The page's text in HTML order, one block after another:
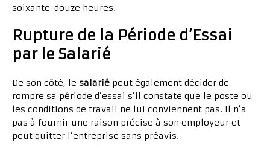
soixante-douze heures.
Rupture de la Période d’Essai
par le Salarié
De son côté, le salarié peut également décider de
rompre sa période d’essai s’il constate que le poste ou
les conditions de travail ne lui conviennent pas. Il n’a
pas à fournir une raison précise à son employeur et
peut quitter l’entreprise sans préavis.